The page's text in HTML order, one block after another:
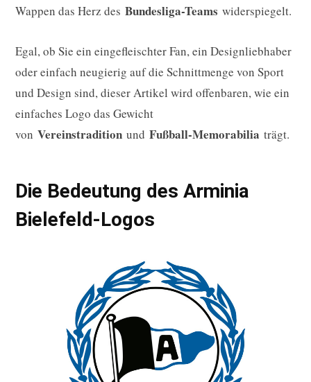
Wappen das Herz des Bundesliga-Teams widerspiegelt.
Egal, ob Sie ein eingefleischter Fan, ein Designliebhaber
oder einfach neugierig auf die Schnittmenge von Sport
und Design sind, dieser Artikel wird offenbaren, wie ein
einfaches Logo das Gewicht
von Vereinstradition und Fußball-Memorabilia trägt.
Die Bedeutung des Arminia
Bielefeld-Logos